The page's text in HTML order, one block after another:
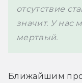
отсутствие
значит. У нас
мертвый.